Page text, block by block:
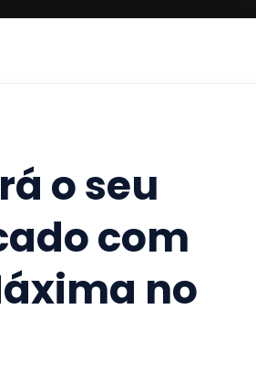
o seu
com
no